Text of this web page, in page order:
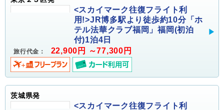
<スカイマーク往復フライト利
用!>JR博多駅より徒歩約10分「ホ
テル法華クラブ福岡」福岡(初泊
付)1泊4日
旅行代金： 22,900円 ～77,300円
茨城県発
<スカイマーク往復フライト利